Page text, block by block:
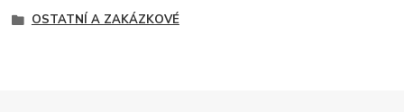
OSTATNÍ A ZAKÁZKOVÉ